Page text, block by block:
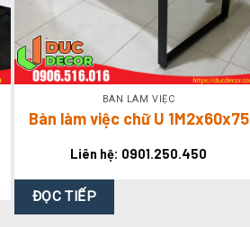
BÀN LÀM VIỆC
Bàn làm việc chữ U 1M2x60x75
Liên hệ: 0901.250.450
ĐỌC TIẾP